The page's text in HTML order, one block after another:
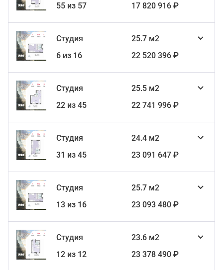
55 из 57
17 820 916 ₽
Студия
25.7 м2
6 из 16
22 520 396 ₽
Студия
25.5 м2
22 из 45
22 741 996 ₽
Студия
24.4 м2
31 из 45
23 091 647 ₽
Студия
25.7 м2
13 из 16
23 093 480 ₽
Студия
23.6 м2
12 из 12
23 378 490 ₽